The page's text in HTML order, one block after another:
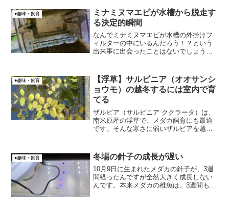
●趣味・飼育
ミナミヌマエビが水槽から脱走す
る決定的瞬間
なんでミナミヌマエビが水槽の外掛けフ
ィルターの中にいるんだろう！？という
出来事に出会ったことはないでしょう
か疑問でしたが、その疑問の謎が解けま
した。
●趣味・飼育
【浮草】サルビニア（オオサンシ
ョウモ）の越冬するには室内で育
てる
ザルビア（サルビニア ククラータ）は、
南米原産の浮草で、メダカ飼育にも最適
です。そんな寒さに弱いザルビアを越冬
外で越冬した場合の比較を説明します。
インド～西オーストラリ...
●趣味・飼育 冬場の針子の成長が遅い
10月9日に生まれたメダカの針子が、3週
間経ったんですが全然大きく成長しない
んです。本来メダカの稚魚は、3週間もす